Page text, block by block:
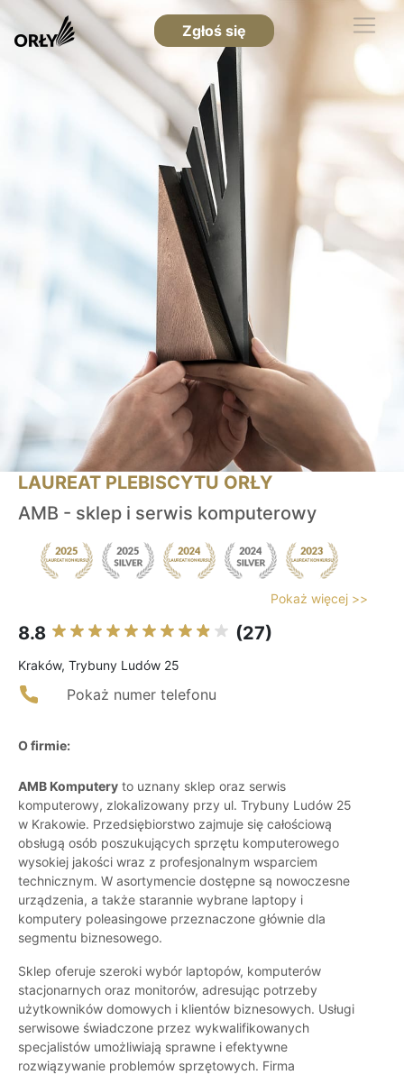
Zgłoś się
LAUREAT PLEBISCYTU ORŁY
AMB - sklep i serwis komputerowy
Pokaż więcej >>
8.8 (27)
Kraków, Trybuny Ludów 25
Pokaż numer telefonu
O firmie:
AMB Komputery to uznany sklep oraz serwis
komputerowy, zlokalizowany przy ul. Trybuny Ludów 25
w Krakowie. Przedsiębiorstwo zajmuje się całościową
obsługą osób poszukujących sprzętu komputerowego
wysokiej jakości wraz z profesjonalnym wsparciem
technicznym. W asortymencie dostępne są nowoczesne
urządzenia, a także starannie wybrane laptopy i
komputery poleasingowe przeznaczone głównie dla
segmentu biznesowego.
Sklep oferuje szeroki wybór laptopów, komputerów
stacjonarnych oraz monitorów, adresując potrzeby
użytkowników domowych i klientów biznesowych. Usługi
serwisowe świadczone przez wykwalifikowanych
specjalistów umożliwiają sprawne i efektywne
rozwiązywanie problemów sprzętowych. Firma